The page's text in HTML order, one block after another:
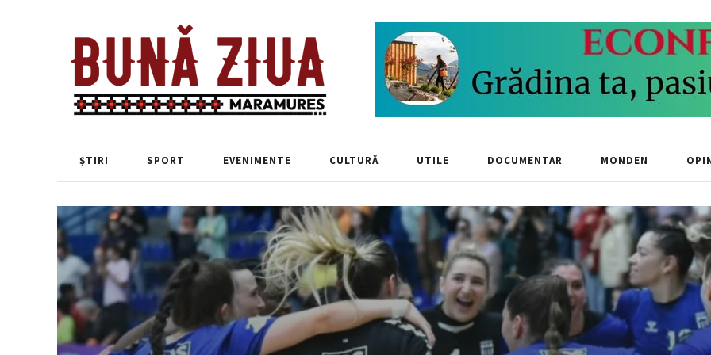
ȘTIRI SPORT EVENIMENTE CULTURĂ UTILE DOCUMENTAR MONDEN